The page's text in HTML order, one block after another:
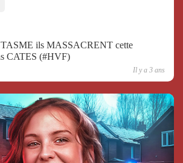
ils MASSACRENT cette
CATES (#HVF)
Il y a 3 ans